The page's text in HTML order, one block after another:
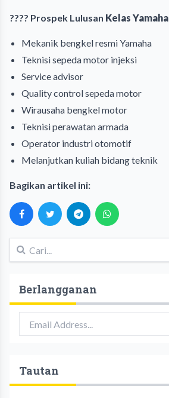
???? Prospek Lulusan Kelas Yamaha
Mekanik bengkel resmi Yamaha
Teknisi sepeda motor injeksi
Service advisor
Quality control sepeda motor
Wirausaha bengkel motor
Teknisi perawatan armada
Operator industri otomotif
Melanjutkan kuliah bidang teknik
Bagikan artikel ini:
Berlangganan
Tautan